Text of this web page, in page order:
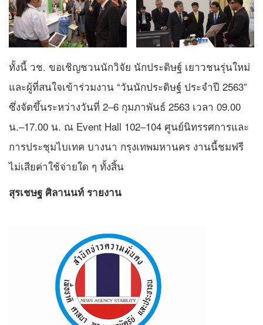
ทั้งนี้ วช. ขอเชิญชวนนักวิจัย นักประดิษฐ์ เยาวชนรุ่นใหม่
และผู้ที่สนใจเข้าร่วมงาน “วันนักประดิษฐ์ ประจำปี 2563”
ซึ่งจัดขึ้นระหว่างวันที่ 2–6 กุมภาพันธ์ 2563 เวลา 09.00
น.–17.00 น. ณ Event Hall 102–104 ศูนย์นิทรรศการและ
การประชุมไบเทค บางนา กรุงเทพมหานคร งานนี้ชมฟรี
ไม่เสียค่าใช้จ่ายใด ๆ ทั้งสิ้น
สุรเชษฐ​ ศิลา​นนท์​ รายงาน​